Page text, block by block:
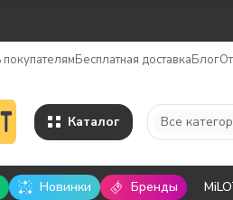
Бесплатная доставкаБлог
Каталог Все
Новинки Бренды